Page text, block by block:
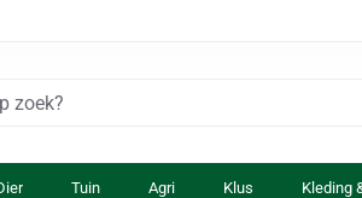
Tuin Agri Klus Kleding